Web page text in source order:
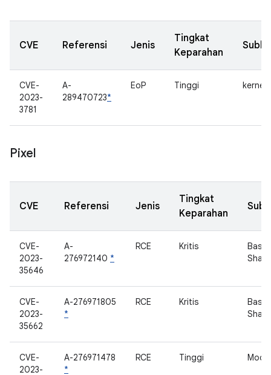
CVE Referensi Jenis
Tingkat
Keparahan
CVE-
2023-
3781
A-
289470723*
EoP Tinggi kernel
Pixel
CVE Referensi Jenis
Tingkat
Keparahan
CVE-
2023-
35646
A-
276972140 *
RCE Kritis
CVE-
2023-
35662
A-276971805
*
RCE Kritis
CVE-
2023-
A-276971478
*
RCE Tinggi